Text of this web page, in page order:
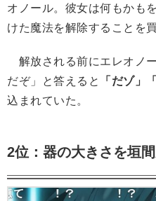
オノール。彼女は何もかも
けた魔法を解除することを
解放される前にエレオノ
だぞ」と答えると
「だゾ」
込まれていた。
2位：器の大きさを垣